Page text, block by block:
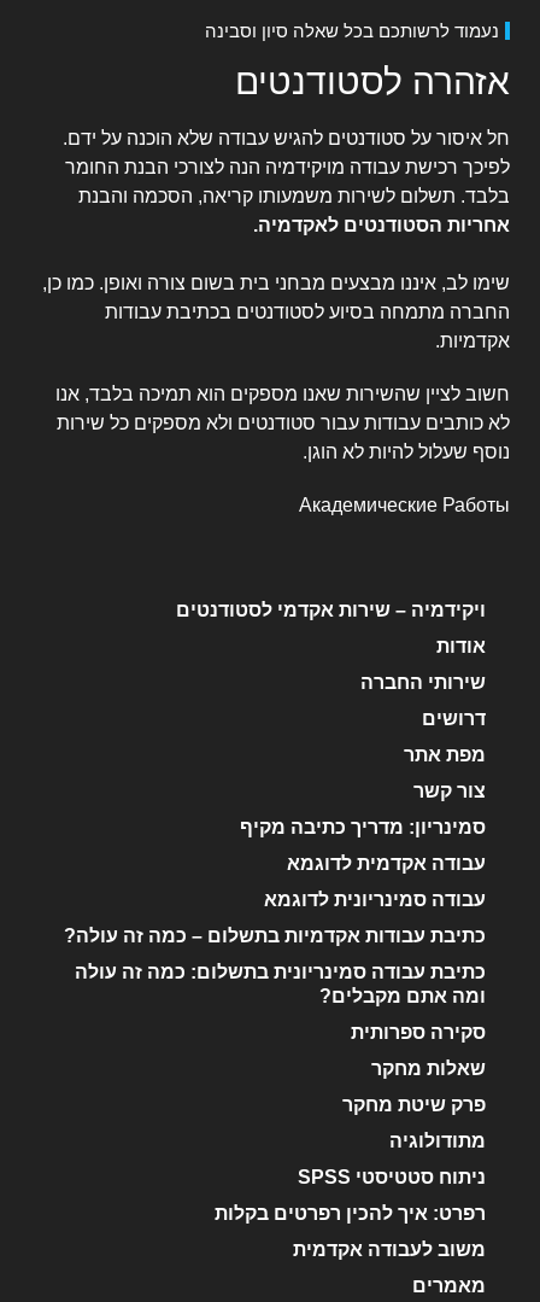
נעמוד לרשותכם בכל שאלה סיון וסבינה
אזהרה לסטודנטים
חל איסור על סטודנטים להגיש עבודה שלא הוכנה על ידם.
לפיכך רכישת עבודה מויקידמיה הנה לצורכי הבנת החומר
בלבד. תשלום לשירות משמעותו קריאה, הסכמה והבנת
אחריות הסטודנטים לאקדמיה.
שימו לב, איננו מבצעים מבחני בית בשום צורה ואופן. כמו כן,
החברה מתמחה בסיוע לסטודנטים בכתיבת עבודות
אקדמיות.
חשוב לציין שהשירות שאנו מספקים הוא תמיכה בלבד, אנו
לא כותבים עבודות עבור סטודנטים ולא מספקים כל שירות
נוסף שעלול להיות לא הוגן.
Академические Работы
ויקידמיה – שירות אקדמי לסטודנטים
אודות
שירותי החברה
דרושים
מפת אתר
צור קשר
סמינריון: מדריך כתיבה מקיף
עבודה אקדמית לדוגמא
עבודה סמינריונית לדוגמא
כתיבת עבודות אקדמיות בתשלום – כמה זה עולה?
כתיבת עבודה סמינריונית בתשלום: כמה זה עולה
ומה אתם מקבלים?
סקירה ספרותית
שאלות מחקר
פרק שיטת מחקר
מתודולוגיה
ניתוח סטטיסטי SPSS
רפרט: איך להכין רפרטים בקלות
משוב לעבודה אקדמית
מאמרים